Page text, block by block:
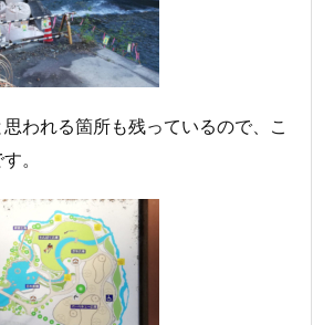
われる箇所も残っているので、こ
。